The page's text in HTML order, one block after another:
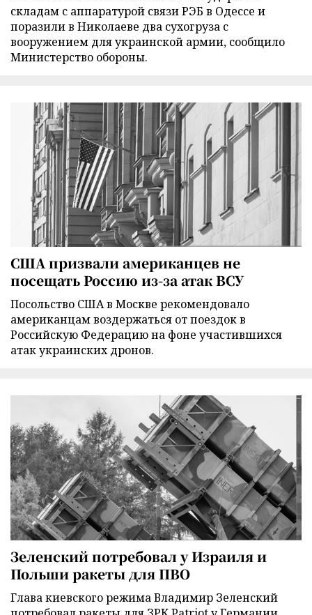
складам с аппаратурой связи РЭБ в Одессе и
поразили в Николаеве два сухогруза с
вооружением для украинской армии, сообщило
Министерство обороны.
США призвали американцев не
посещать Россию из-за атак ВСУ
Посольство США в Москве рекомендовало
американцам воздержаться от поездок в
Российскую Федерацию на фоне участившихся
атак украинских дронов.
Зеленский потребовал у Израиля и
Польши ракеты для ПВО
Глава киевского режима Владимир Зеленский